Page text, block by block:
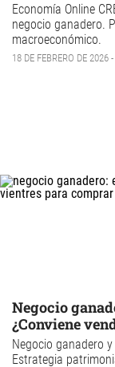
Economía Online
negocio ganadero.
macroeconómico.
18 DE FEBRERO DE 2026
Negocio
¿Conviene
Negocio ganadero y
Estrategia